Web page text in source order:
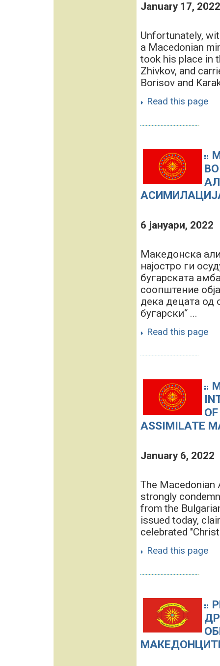
January 17, 2022
Unfortunately,
a Macedonian
took his place in
Zhivkov, and
Borisov and
Read this page
6 јануари, 2022
Македонска
најостро ги
бугарската
соопштение
дека децата од
бугарски“ ...
Read this page
ASSIMILATE
January 6, 2022
The Macedonian
strongly
from the
issued today,
celebrated
Read this page